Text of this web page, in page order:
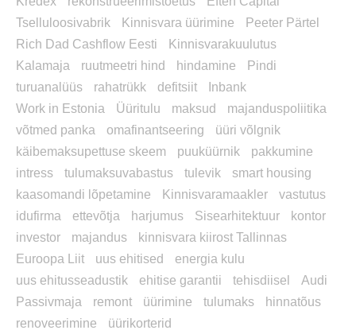
Tselluloosivabrik
Kinnisvara üürimine
Peeter Pärtel
Rich Dad Cashflow Eesti
Kinnisvarakuulutus
Kalamaja
ruutmeetri hind hindamine
Pindi
turuanalüüs
rahatrükk defitsiit
Inbank
Work in Estonia
Üüritulu maksud
majanduspoliitika
võtmed panka
omafinantseering
üüri võlgnik
käibemaksupettuse skeem
puuküürnik
pakkumine
intress
tulumaksuvabastus tulevik
smart housing
kaasomandi lõpetamine
Kinnisvaramaakler
vastutus
idufirma
ettevõtja harjumus Sisearhitektuur
kontor
investor
majandus
kinnisvara kiirost Tallinnas
Euroopa Liit
uus ehitised
energia kulu
uus ehitusseadustik
ehitise garantii tehisdiisel
Audi
Passivmaja
remont üürimine tulumaks
hinnatõus
renoveerimine
üürikorterid